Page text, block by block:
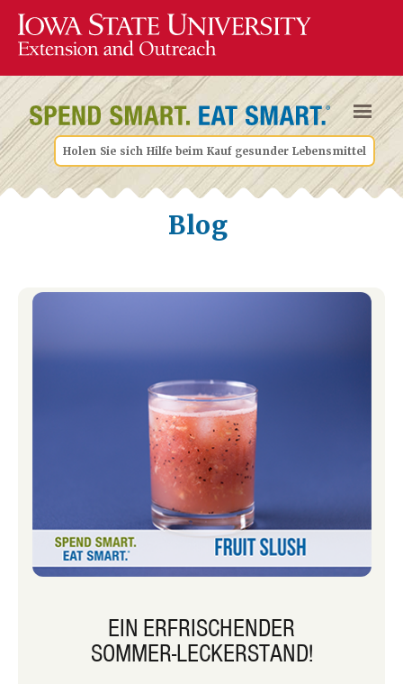
Holen Sie sich Hilfe beim Kauf gesunder Lebensmittel
Blog
EIN ERFRISCHENDER
SOMMER-LECKERSTAND!